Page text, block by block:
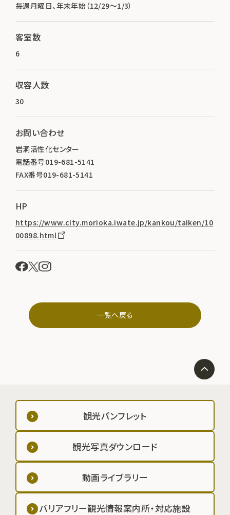
毎週月曜日、年末年始（12/29～1/3）
客室数
6
収容人数
30
お問い合わせ
岩洞活性化センター
電話番号019-681-5141
FAX番号019-681-5141
HP
https://www.city.morioka.iwate.jp/kankou/taiken/10
00898.html
一覧へ戻る
観光パンフレット
観光写真ダウンロード
動画ライブラリー
バリアフリー観光情報案内所・対応施設